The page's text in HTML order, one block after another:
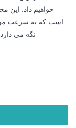
است که به سرعت
نگه می